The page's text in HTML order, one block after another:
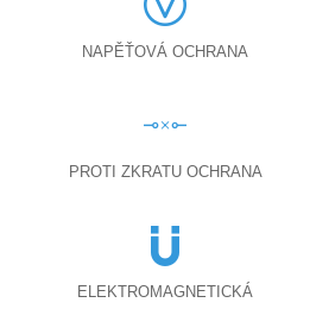
NAPĚŤOVÁ OCHRANA
PROTI ZKRATU OCHRANA
ELEKTROMAGNETICKÁ